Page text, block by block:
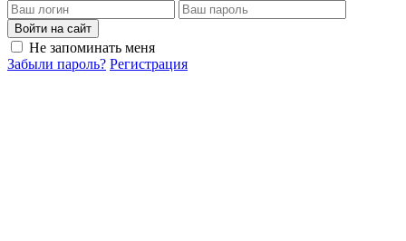
Войти на сайт
Не запоминать меня
Забыли пароль? Регистрация